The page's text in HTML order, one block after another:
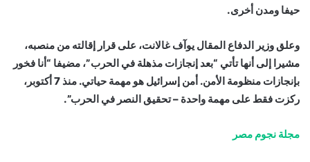
حيفا ومدن أخرى.
وعلق وزير الدفاع المقال يوآف غالانت، على قرار إقالته من منصبه،
مشيرا إلى أنها تأتي “بعد إنجازات مذهلة في الحرب”، مضيفا “أنا فخور
بإنجازات منظومة الأمن. أمن إسرائيل هو مهمة حياتي. منذ 7 أكتوبر،
ركزت فقط على مهمة واحدة – تحقيق النصر في الحرب”.
مجلة نجوم مصر